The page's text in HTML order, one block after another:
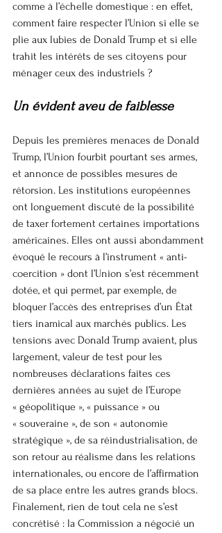
comme à l’échelle domestique : en effet,
comment faire respecter l’Union si elle se
plie aux lubies de Donald Trump et si elle
trahit les intérêts de ses citoyens pour
ménager ceux des industriels ?
Un évident aveu de faiblesse
Depuis les premières menaces de Donald
Trump, l’Union fourbit pourtant ses armes,
et annonce de possibles mesures de
rétorsion. Les institutions européennes
ont longuement discuté de la possibilité
de taxer fortement certaines importations
américaines. Elles ont aussi abondamment
évoqué le recours à l’instrument « anti-
coercition » dont l’Union s’est récemment
dotée, et qui permet, par exemple, de
bloquer l’accès des entreprises d’un État
tiers inamical aux marchés publics. Les
tensions avec Donald Trump avaient, plus
largement, valeur de test pour les
nombreuses déclarations faites ces
dernières années au sujet de l’Europe
« géopolitique », « puissance » ou
« souveraine », de son « autonomie
stratégique », de sa réindustrialisation, de
son retour au réalisme dans les relations
internationales, ou encore de l’affirmation
de sa place entre les autres grands blocs.
Finalement, rien de tout cela ne s’est
concrétisé : la Commission a négocié un